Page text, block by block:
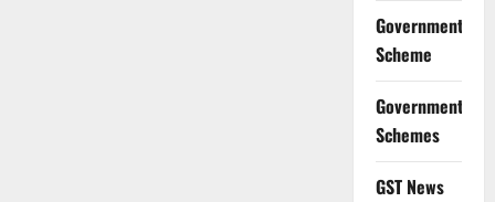
Government
Scheme
Government
Schemes
GST News